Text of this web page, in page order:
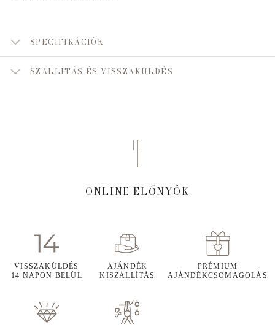
SPECIFIKÁCIÓK
SZÁLLÍTÁS ÉS VISSZAKÜLDÉS
ONLINE ELŐNYÖK
VISSZAKÜLDÉS
14 NAPON BELÜL
AJÁNDÉK
KISZÁLLÍTÁS
PRÉMIUM
AJÁNDÉKCSOMAGOLÁS